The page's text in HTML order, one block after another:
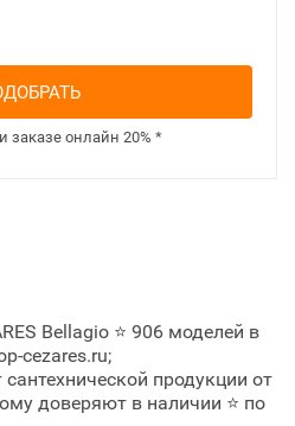
заказе онлайн 20% *
Bellagio ⭐ 906 моделей в
cezares.ru;
продукции от
доверяют в наличии ⭐ по